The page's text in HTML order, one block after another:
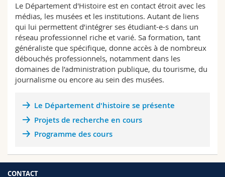
Le Département d'Histoire est en contact étroit avec les
médias, les musées et les institutions. Autant de liens
qui lui permettent d’intégrer ses étudiant-e-s dans un
réseau professionnel riche et varié. Sa formation, tant
généraliste que spécifique, donne accès à de nombreux
débouchés professionnels, notamment dans les
domaines de l’administration publique, du tourisme, du
journalisme ou encore au sein des musées.
Le Département d'histoire se présente
Projets de recherche en cours
Programme des cours
CONTACT